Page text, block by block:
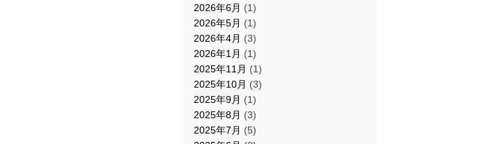
2026年6月 (1)
2026年5月 (1)
2026年4月 (3)
2026年1月 (1)
2025年11月 (1)
2025年10月 (3)
2025年9月 (1)
2025年8月 (3)
2025年7月 (5)